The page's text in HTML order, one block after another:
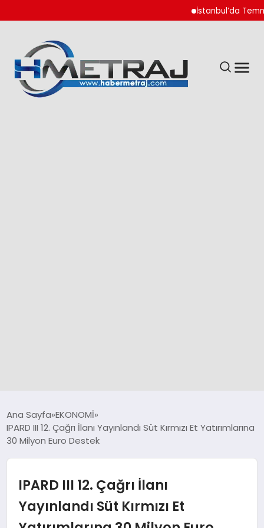
İstanbul’da
SPOR
DÜNYA
SİYASET
Ana Sayfa EKONOMİ
IPARD III 12. Çağrı İlanı Yayınlandı Süt Kırmızı Et Yatırımlarına
30 Milyon Euro Destek
IPARD III 12. Çağrı İlanı
Yayınlandı Süt Kırmızı Et